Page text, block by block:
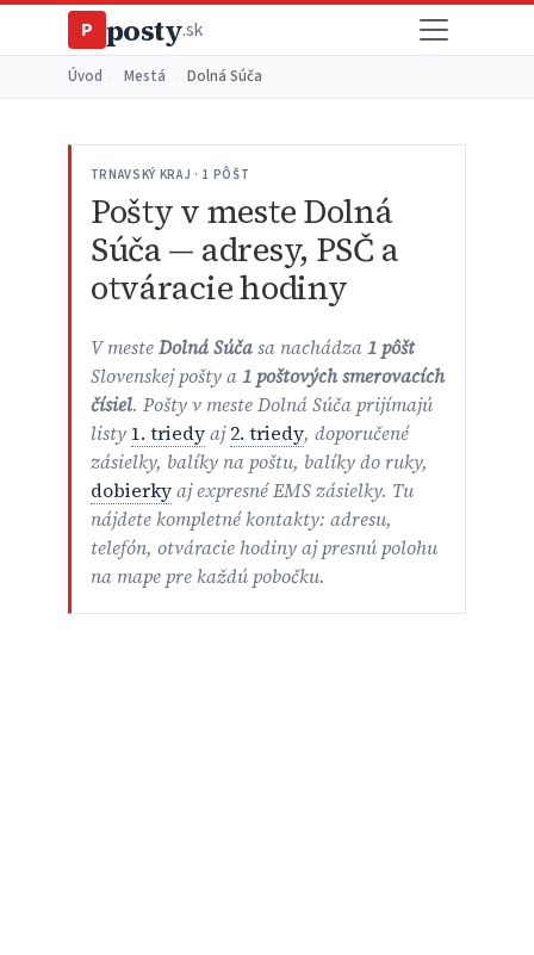
P posty.sk
Úvod Mestá Dolná Súča
TRNAVSKÝ KRAJ · 1 PÔŠT
Pošty v meste Dolná
Súča — adresy, PSČ a
otváracie hodiny
V mesteDolná Súčasa nachádza1 pôšt
Slovenskej pošty a1 poštových smerovacích
čísiel. Pošty v meste Dolná Súča prijímajú
listy 1. triedyaj2. triedy, doporučené
zásielky, balíky na poštu, balíky do ruky,
dobierkyaj expresné EMS zásielky. Tu
nájdete kompletné kontakty: adresu,
telefón, otváracie hodiny aj presnú polohu
na mape pre každú pobočku.